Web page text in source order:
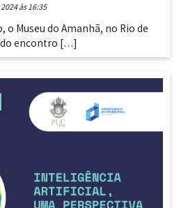
às 16:35
o Museu do Amanhã, no Rio de
do encontro […]